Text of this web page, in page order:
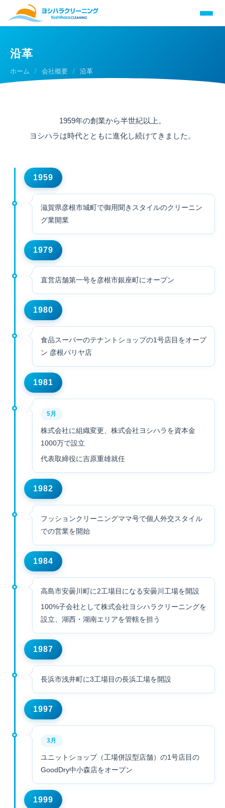
沿革
ホーム / 会社概要 / 沿革
1959年の創業から半世紀以上。
ヨシハラは時代とともに進化し続けてきました。
1959
滋賀県彦根市城町で御用聞きスタイルのクリーニン
グ業開業
1979
直営店舗第一号を彦根市銀座町にオープン
1980
食品スーパーのテナントショップの1号店目をオープ
ン 彦根パリヤ店
1981
5月
株式会社に組織変更、株式会社ヨシハラを資本金
1000万で設立
代表取締役に吉原重雄就任
1982
フッションクリーニングママ号で個人外交スタイル
での営業を開始
1984
高島市安曇川町に2工場目になる安曇川工場を開設
100%子会社として株式会社ヨシハラクリーニングを
設立、湖西・湖南エリアを管轄を担う
1987
長浜市浅井町に3工場目の長浜工場を開設
1997
3月
ユニットショップ（工場併設型店舗）の1号店目の
GoodDry中小森店をオープン
1999